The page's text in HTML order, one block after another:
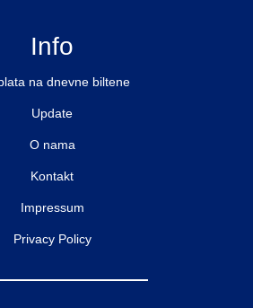
Info
na dnevne biltene
Update
O nama
Kontakt
Impressum
Privacy Policy